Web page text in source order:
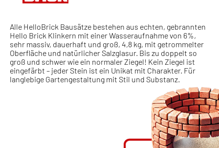
Alle HelloBrick Bausätze bestehen aus echten, gebrannten
Hello Brick Klinkern mit einer Wasseraufnahme von 6%,
sehr massiv, dauerhaft und groß, 4,8 kg, mit getrommelter
Oberfläche und natürlicher Salzglasur. Bis zu doppelt so
groß und schwer wie ein normaler Ziegel! Kein Ziegel ist
eingefärbt – jeder Stein ist ein Unikat mit Charakter. Für
langlebige Gartengestaltung mit Stil und Substanz.